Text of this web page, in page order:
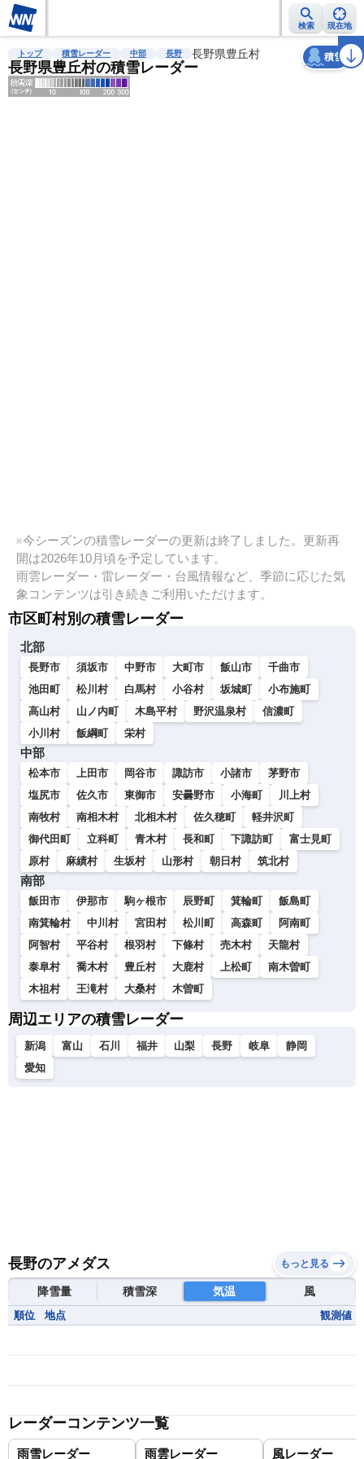
検索 現在地
雨雲レーダー 台風情報 地震情報 警報・注意報 2週間天気 ラ
トップ 積雪レーダー 中部 長野 長野県豊丘村
長野県豊丘村の積雪レーダー
積雪
天気 台風
※今シーズンの積雪レーダーの更新は終了しました。更新再
開は2026年10月頃を予定しています。
雨雲レーダー・雷レーダー・台風情報など、季節に応じた気
象コンテンツは引き続きご利用いただけます。
市区町村別の積雪レーダー
北部
長野市 須坂市 中野市 大町市 飯山市
千曲市
池田町
松川村 白馬村 小谷村 坂城町
小布施町
高山村
山ノ内町 木島平村 野沢温泉村
信濃町
小川村
飯綱町 栄村
中部
松本市 上田市 岡谷市 諏訪市 小諸市
茅野市
塩尻市
佐久市 東御市 安曇野市 小海町
川上村
南牧村
南相木村 北相木村 佐久穂町
軽井沢町
御代田町
立科町 青木村 長和町 下諏訪町
富士見町
原村
麻績村 生坂村 山形村 朝日村 筑北村
南部
飯田市 伊那市 駒ヶ根市 辰野町 箕輪町
飯島町
南箕輪村
中川村 宮田村 松川町 高森町
阿南町
阿智村
平谷村 根羽村 下條村 売木村
天龍村
泰阜村
喬木村 豊丘村 大鹿村 上松町
南木曽町
木祖村
王滝村 大桑村 木曽町
周辺エリアの積雪レーダー
新潟 富山 石川 福井 山梨 長野 岐阜
静岡
愛知
長野のアメダス もっと見る
降雪量 積雪深 気温 風
順位 地点 観測値
レーダーコンテンツ一覧
雨雪レーダー 雨雲レーダー 風レーダー